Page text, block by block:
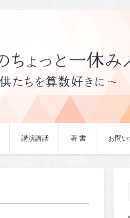
講演講話 著 書 お問